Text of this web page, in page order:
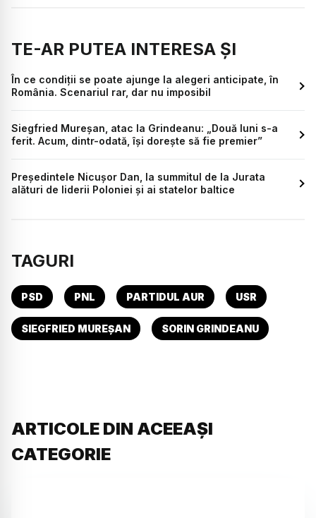
TE-AR PUTEA INTERESA ȘI
În ce condiții se poate ajunge la alegeri anticipate, în
România. Scenariul rar, dar nu imposibil
Siegfried Mureșan, atac la Grindeanu: „Două luni s-a
ferit. Acum, dintr-odată, își dorește să fie premier”
Președintele Nicușor Dan, la summitul de la Jurata
alături de liderii Poloniei și ai statelor baltice
TAGURI
PSD PNL PARTIDUL AUR USR
SIEGFRIED MUREȘAN SORIN GRINDEANU
ARTICOLE DIN ACEEAȘI
CATEGORIE